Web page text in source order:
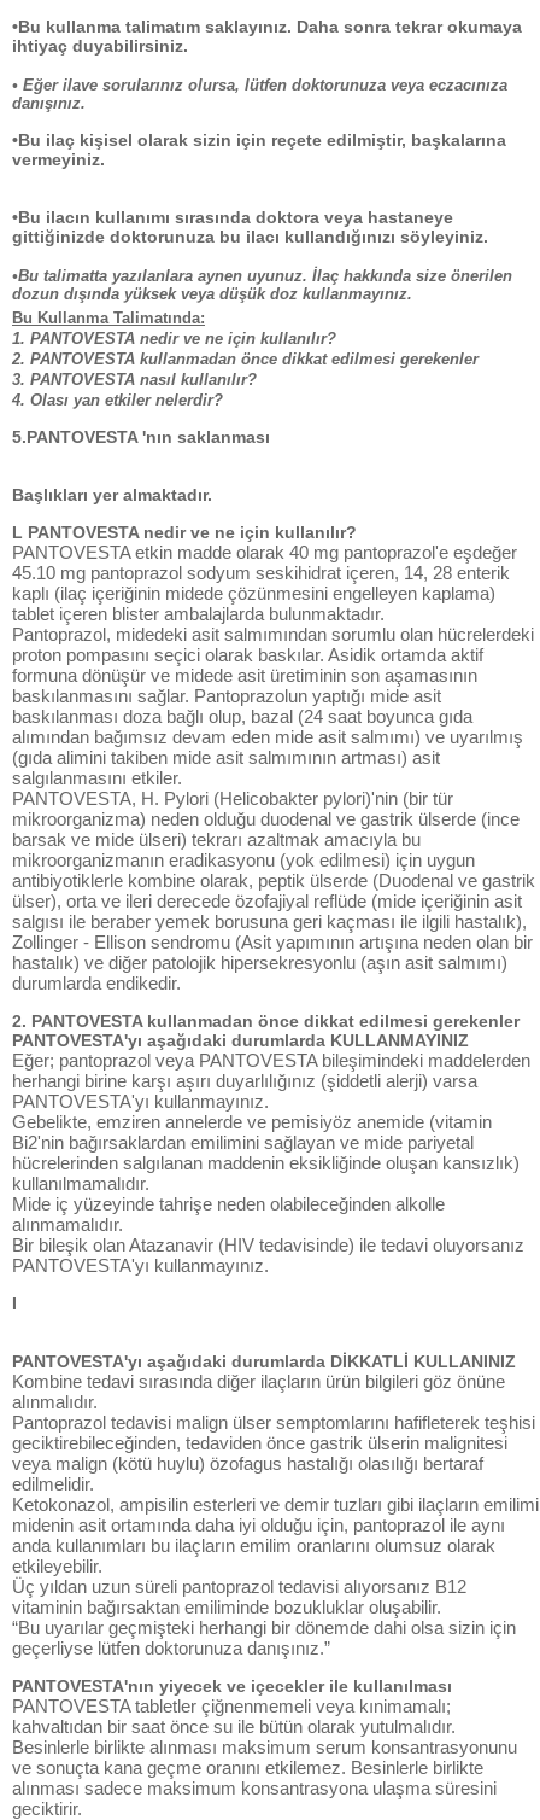
•Bu kullanma talimatım saklayınız. Daha sonra tekrar okumaya
ihtiyaç duyabilirsiniz.
• Eğer ilave sorularınız olursa, lütfen doktorunuza veya eczacınıza
danışınız.
•Bu ilaç kişisel olarak sizin için reçete edilmiştir, başkalarına
vermeyiniz.
•Bu ilacın kullanımı sırasında doktora veya hastaneye
gittiğinizde doktorunuza bu ilacı kullandığınızı söyleyiniz.
•Bu talimatta yazılanlara aynen uyunuz. İlaç hakkında size önerilen
dozun dışında yüksek veya düşük doz kullanmayınız.
Bu Kullanma Talimatında:
1. PANTOVESTA nedir ve ne için kullanılır?
2. PANTOVESTA kullanmadan önce dikkat edilmesi gerekenler
3. PANTOVESTA nasıl kullanılır?
4. Olası yan etkiler nelerdir?
5.PANTOVESTA 'nın saklanması
Başlıkları yer almaktadır.
L PANTOVESTA nedir ve ne için kullanılır?
PANTOVESTA etkin madde olarak 40 mg pantoprazol'e eşdeğer
45.10 mg pantoprazol sodyum seskihidrat içeren, 14, 28 enterik
kaplı (ilaç içeriğinin midede çözünmesini engelleyen kaplama)
tablet içeren blister ambalajlarda bulunmaktadır.
Pantoprazol, midedeki asit salmımından sorumlu olan hücrelerdeki
proton pompasını seçici olarak baskılar. Asidik ortamda aktif
formuna dönüşür ve midede asit üretiminin son aşamasının
baskılanmasını sağlar. Pantoprazolun yaptığı mide asit
baskılanması doza bağlı olup, bazal (24 saat boyunca gıda
alımından bağımsız devam eden mide asit salmımı) ve uyarılmış
(gıda alimini takiben mide asit salmımının artması) asit
salgılanmasını etkiler.
PANTOVESTA, H. Pylori (Helicobakter pylori)'nin (bir tür
mikroorganizma) neden olduğu duodenal ve gastrik ülserde (ince
barsak ve mide ülseri) tekrarı azaltmak amacıyla bu
mikroorganizmanın eradikasyonu (yok edilmesi) için uygun
antibiyotiklerle kombine olarak, peptik ülserde (Duodenal ve gastrik
ülser), orta ve ileri derecede özofajiyal reflüde (mide içeriğinin asit
salgısı ile beraber yemek borusuna geri kaçması ile ilgili hastalık),
Zollinger - Ellison sendromu (Asit yapımının artışına neden olan bir
hastalık) ve diğer patolojik hipersekresyonlu (aşın asit salmımı)
durumlarda endikedir.
2. PANTOVESTA kullanmadan önce dikkat edilmesi gerekenler
PANTOVESTA'yı aşağıdaki durumlarda KULLANMAYINIZ
Eğer; pantoprazol veya PANTOVESTA bileşimindeki maddelerden
herhangi birine karşı aşırı duyarlılığınız (şiddetli alerji) varsa
PANTOVESTA'yı kullanmayınız.
Gebelikte, emziren annelerde ve pemisiyöz anemide (vitamin
Bi2'nin bağırsaklardan emilimini sağlayan ve mide pariyetal
hücrelerinden salgılanan maddenin eksikliğinde oluşan kansızlık)
kullanılmamalıdır.
Mide iç yüzeyinde tahrişe neden olabileceğinden alkolle
alınmamalıdır.
Bir bileşik olan Atazanavir (HIV tedavisinde) ile tedavi oluyorsanız
PANTOVESTA'yı kullanmayınız.
I
PANTOVESTA'yı aşağıdaki durumlarda DİKKATLİ KULLANINIZ
Kombine tedavi sırasında diğer ilaçların ürün bilgileri göz önüne
alınmalıdır.
Pantoprazol tedavisi malign ülser semptomlarını hafifleterek teşhisi
geciktirebileceğinden, tedaviden önce gastrik ülserin malignitesi
veya malign (kötü huylu) özofagus hastalığı olasılığı bertaraf
edilmelidir.
Ketokonazol, ampisilin esterleri ve demir tuzları gibi ilaçların emilimi
midenin asit ortamında daha iyi olduğu için, pantoprazol ile aynı
anda kullanımları bu ilaçların emilim oranlarını olumsuz olarak
etkileyebilir.
Üç yıldan uzun süreli pantoprazol tedavisi alıyorsanız B12
vitaminin bağırsaktan emiliminde bozukluklar oluşabilir.
“Bu uyarılar geçmişteki herhangi bir dönemde dahi olsa sizin için
geçerliyse lütfen doktorunuza danışınız.”
PANTOVESTA'nın yiyecek ve içecekler ile kullanılması
PANTOVESTA tabletler çiğnenmemeli veya kınimamalı;
kahvaltıdan bir saat önce su ile bütün olarak yutulmalıdır.
Besinlerle birlikte alınması maksimum serum konsantrasyonunu
ve sonuçta kana geçme oranını etkilemez. Besinlerle birlikte
alınması sadece maksimum konsantrasyona ulaşma süresini
geciktirir.